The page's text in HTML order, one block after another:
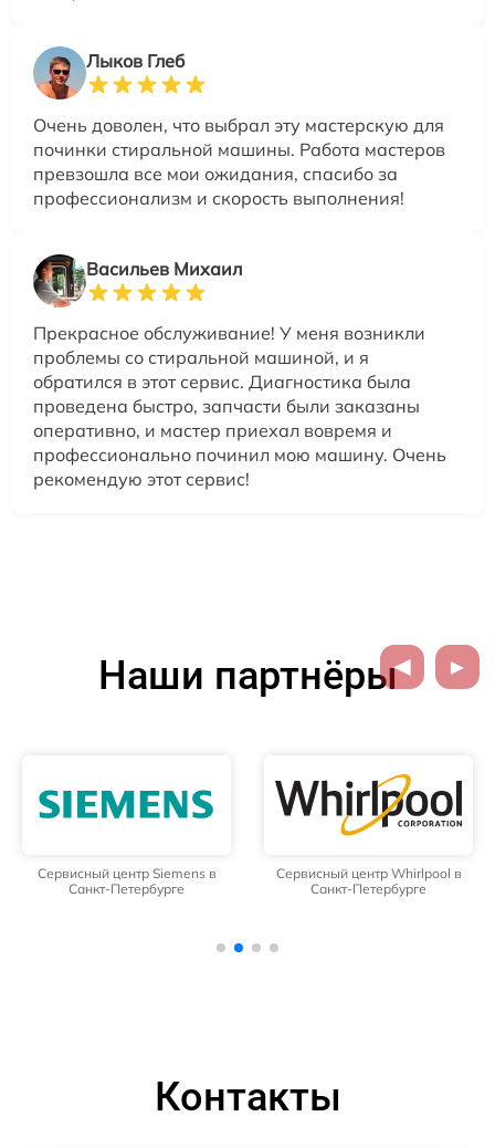
Лыков Глеб
Очень доволен, что выбрал эту мастерскую для
починки стиральной машины. Работа мастеров
превзошла все мои ожидания, спасибо за
профессионализм и скорость выполнения!
Васильев Михаил
Прекрасное обслуживание! У меня возникли
проблемы со стиральной машиной, и я
обратился в этот сервис. Диагностика была
проведена быстро, запчасти были заказаны
оперативно, и мастер приехал вовремя и
профессионально починил мою машину. Очень
рекомендую этот сервис!
Наши партнёры
Сервисный центр Siemens в
Санкт-Петербурге
Сервисный центр Whirlpool в
Санкт-Петербурге
Контакты